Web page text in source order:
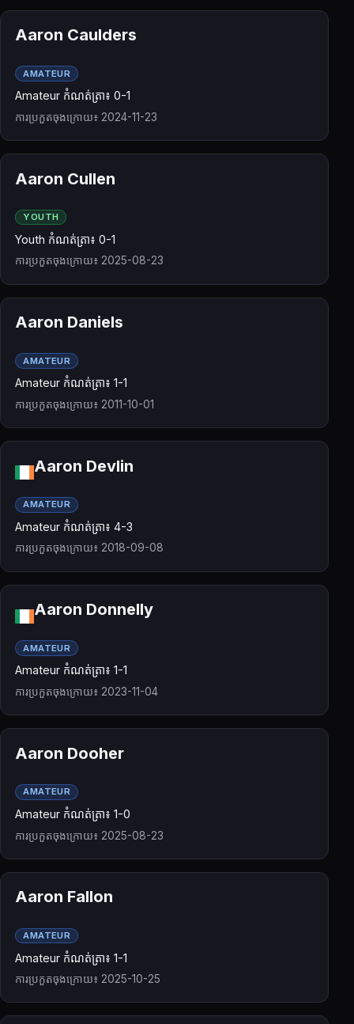
Aaron Caulders
AMATEUR
Amateur កំណត់ត្រា៖ 0-1
ការប្រកួតចុងក្រោយ៖ 2024-11-23
Aaron Cullen
YOUTH
Youth កំណត់ត្រា៖ 0-1
ការប្រកួតចុងក្រោយ៖ 2025-08-23
Aaron Daniels
AMATEUR
Amateur កំណត់ត្រា៖ 1-1
ការប្រកួតចុងក្រោយ៖ 2011-10-01
Aaron Devlin
AMATEUR
Amateur កំណត់ត្រា៖ 4-3
ការប្រកួតចុងក្រោយ៖ 2018-09-08
Aaron Donnelly
AMATEUR
Amateur កំណត់ត្រា៖ 1-1
ការប្រកួតចុងក្រោយ៖ 2023-11-04
Aaron Dooher
AMATEUR
Amateur កំណត់ត្រា៖ 1-0
ការប្រកួតចុងក្រោយ៖ 2025-08-23
Aaron Fallon
AMATEUR
Amateur កំណត់ត្រា៖ 1-1
ការប្រកួតចុងក្រោយ៖ 2025-10-25